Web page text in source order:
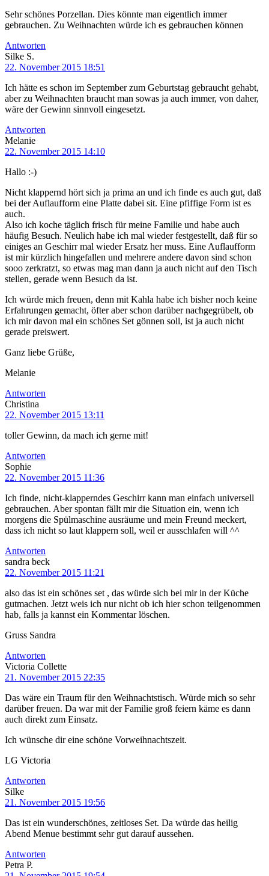
Sehr schönes Porzellan. Dies könnte man eigentlich immer
gebrauchen. Zu Weihnachten würde ich es gebrauchen können
Antworten
Silke S.
22. November 2015 18:51
Ich hätte es schon im September zum Geburtstag gebraucht gehabt,
aber zu Weihnachten braucht man sowas ja auch immer, von daher,
wäre der Gewinn sinnvoll eingesetzt.
Antworten
Melanie
22. November 2015 14:10
Hallo :-)
Nicht klappernd hört sich ja prima an und ich finde es auch gut, daß
bei der Auflaufform eine Platte dabei sit. Eine pfiffige Form ist es
auch.
Also ich koche täglich frisch für meine Familie und habe auch
häufig Besuch. Neulich habe ich mal wieder festgestellt, daß für so
einiges an Geschirr mal wieder Ersatz her muss. Eine Auflaufform
ist mir kürzlich hingefallen und mehrere andere davon sind schon
sooo zerkratzt, so etwas mag man dann ja auch nicht auf den Tisch
stellen, gerade wenn Besuch da ist.
Ich würde mich freuen, denn mit Kahla habe ich bisher noch keine
Erfahrungen gemacht, öfter aber schon darüber nachgegrübelt, ob
ich mir davon mal ein schönes Set gönnen soll, ist ja auch nicht
gerade preiswert.
Ganz liebe Grüße,
Melanie
Antworten
Christina
22. November 2015 13:11
toller Gewinn, da mach ich gerne mit!
Antworten
Sophie
22. November 2015 11:36
Ich finde, nicht-klapperndes Geschirr kann man einfach universell
gebrauchen. Aber spontan fällt mir die Situation ein, wenn ich
morgens die Spülmaschine ausräume und mein Freund meckert,
dass ich nicht so laut klappern soll, weil er ausschlafen will ^^
Antworten
sandra beck
22. November 2015 11:21
also das ist ein schönes set , das würde sich bei mir in der Küche
gutmachen. Jetzt weis ich nur nicht ob ich hier schon teilgenommen
hab, falls ja kannst ein Kommentar löschen.
Gruss Sandra
Antworten
Victoria Collette
21. November 2015 22:35
Das wäre ein Traum für den Weihnachtstisch. Würde mich so sehr
darüber freuen. Da war mit der Familie groß feiern käme es dann
auch direkt zum Einsatz.
Ich wünsche dir eine schöne Vorweihnachtszeit.
LG Victoria
Antworten
Silke
21. November 2015 19:56
Das ist ein wunderschönes, zeitloses Set. Da würde das heilig
Abend Menue bestimmt sehr gut darauf aussehen.
Antworten
Petra P.